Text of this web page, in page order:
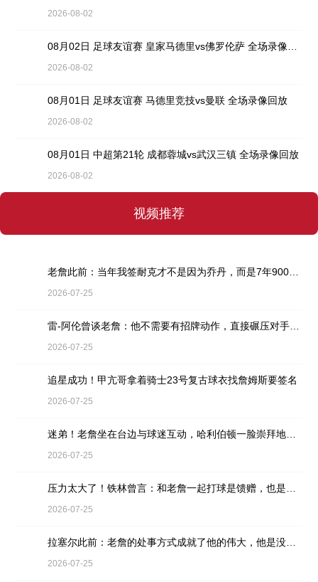
2026-08-02
2026-08-02
08月01日 足球友谊赛 马德里竞技vs曼联 全场录像回放
2026-08-02
08月01日 中超第21轮 成都蓉城vs武汉三镇 全场录像回放
2026-08-02
视频推荐
2026-07-25
2026-07-25
追星成功！甲亢哥拿着骑士23号复古球衣找詹姆斯要签名
2026-07-25
2026-07-25
2026-07-25
2026-07-25